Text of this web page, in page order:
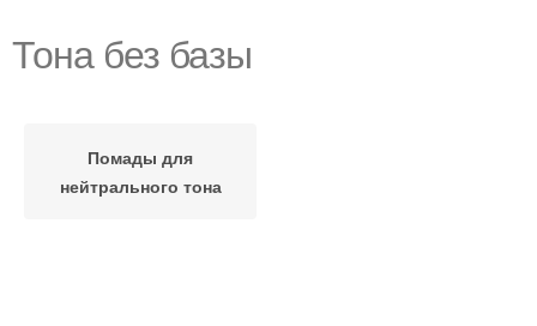
Тона без базы
Помады для
нейтрального тона